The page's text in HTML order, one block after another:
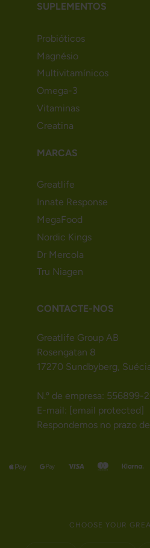
SUPLEMENTOS
Probióticos
Magnésio
Multivitamínicos
Omega-3
Vitaminas
Creatina
MARCAS
Greatlife
Innate Response
MegaFood
Nordic Kings
Dr Mercola
Tru Niagen
CONTACTE-NOS
Greatlife Group AB
Rosengatan 8
17270 Sundbyberg,
N.º de empresa: 556899-
E-mail: [email protected]
Respondemos no prazo
CHOOSE YOUR